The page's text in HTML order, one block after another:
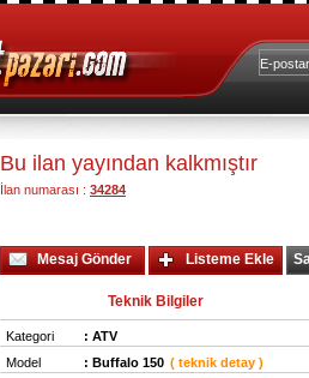
Bu ilan yayından kalkmıştır
İlan numarası : 34284
Mesaj Gönder Listeme Ekle
Teknik Bilgiler
Kategori : ATV
Model
: Buffalo 150 ( teknik detay )